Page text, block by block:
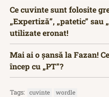
Ce cuvinte sunt folosite
„Expertiză”, „patetic” sau
utilizate eronat!
Mai ai o șansă la Fazan!
încep cu „PT”?
Tags: cuvinte wordle